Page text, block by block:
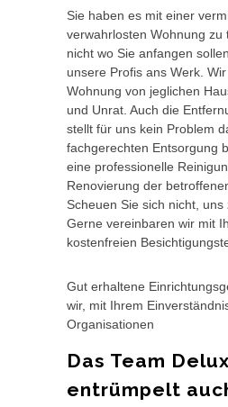
Sie haben es mit einer
verwahrlosten Wohnung zu
nicht wo Sie anfangen
unsere Profis ans Werk.
Wohnung von jeglichen
und Unrat. Auch die
stellt für uns kein Problem
fachgerechten Entsorgung
eine professionelle
Renovierung der
Scheuen Sie sich nicht,
Gerne vereinbaren wir mit
kostenfreien
Gut erhaltene
wir, mit Ihrem
Organisationen
Das Team
entrümpelt